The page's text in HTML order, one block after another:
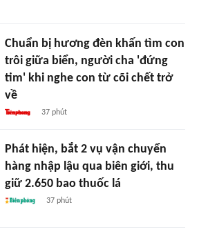
Chuẩn bị hương đèn khấn tìm con
trôi giữa biển, người cha 'đứng
tim' khi nghe con từ cõi chết trở
về
37 phút
Phát hiện, bắt 2 vụ vận chuyển
hàng nhập lậu qua biên giới, thu
giữ 2.650 bao thuốc lá
37 phút